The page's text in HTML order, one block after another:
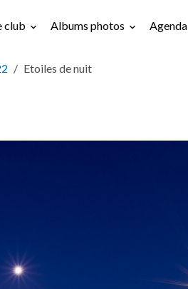
club Albums photos Agenda
Etoiles de nuit